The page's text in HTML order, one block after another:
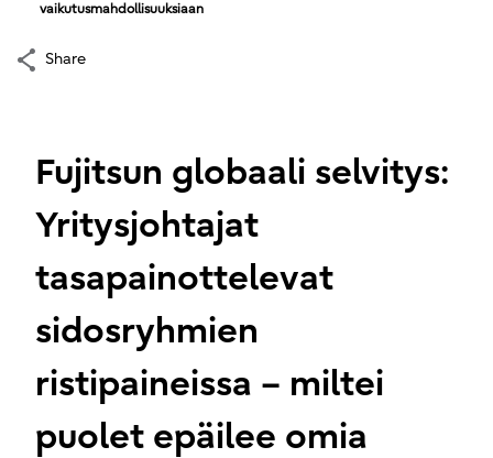
vaikutusmahdollisuuksiaan
Share
Fujitsun globaali selvitys:
Yritysjohtajat
tasapainottelevat
sidosryhmien
ristipaineissa – miltei
puolet epäilee omia